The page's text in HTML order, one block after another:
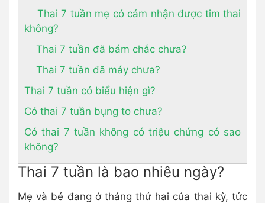
Thai 7 tuần mẹ có cảm nhận được tim thai
không?
Thai 7 tuần đã bám chắc chưa?
Thai 7 tuần đã máy chưa?
Thai 7 tuần có biểu hiện gì?
Có thai 7 tuần bụng to chưa?
Có thai 7 tuần không có triệu chứng có sao
không?
Thai 7 tuần là bao nhiêu ngày?
Mẹ và bé đang ở tháng thứ hai của thai kỳ, tức